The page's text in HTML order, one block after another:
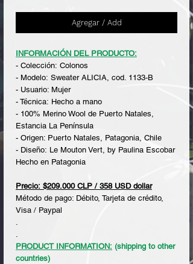
Agregar / Add
INFORMACIÓN DEL PRODUCTO:
- Colección: Colonos
- Modelo: Sweater ALICIA, cod. 1133-B
- Usuario: Mujer
- Técnica: Hecho a mano
- 100% Merino Wool de Puerto Natales,
Estancia La Península
- Origen: Puerto Natales, Patagonia, Chile
- Diseño: Le Mouton Vert, by Paulina Escobar
Hecho en Patagonia
Precio: $209.000 CLP / 358 USD dollar
Método de pago: Débito, Tarjeta de crédito,
Visa / Paypal
.
.
PRODUCT INFORMATION: (shipping to other
countries)